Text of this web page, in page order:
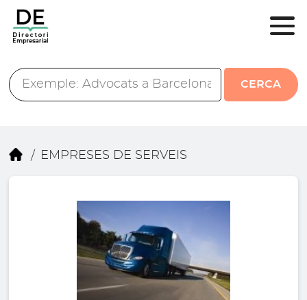
CERCA
/ EMPRESES DE SERVEIS